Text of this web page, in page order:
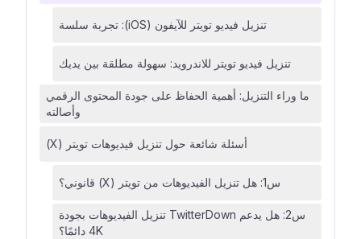
تنزيل فيديو تويتر للآيفون (iOS): تجربة سلسة
تنزيل فيديو تويتر للاندرويد: سهولة مطلقة بين يديك
ما وراء التنزيل: أهمية الحفاظ على جودة المحتوى الرقمي
وأصالته
أسئلة شائعة حول تنزيل فيديوهات تويتر (X)
س1: هل تنزيل الفيديوهات من تويتر (X) قانوني؟
س2: هل يدعم TwitterDown تنزيل الفيديوهات بجودة
4K دائمًا؟